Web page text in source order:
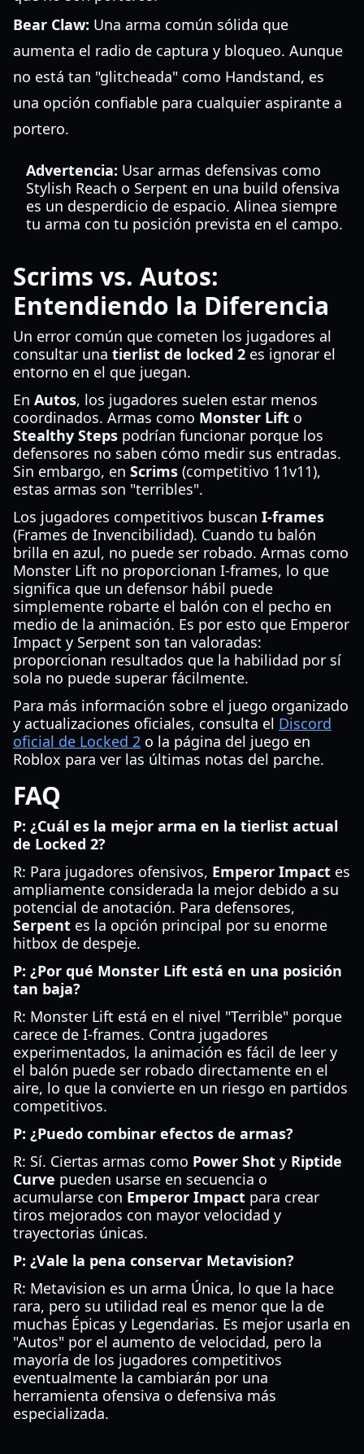
Bear Claw: Una arma común sólida que
aumenta el radio de captura y bloqueo. Aunque
no está tan "glitcheada" como Handstand, es
una opción confiable para cualquier aspirante a
portero.
Advertencia: Usar armas defensivas como
Stylish Reach o Serpent en una build ofensiva
es un desperdicio de espacio. Alinea siempre
tu arma con tu posición prevista en el campo.
Scrims vs. Autos:
Entendiendo la Diferencia
Un error común que cometen los jugadores al
consultar una tierlist de locked 2 es ignorar el
entorno en el que juegan.
En Autos, los jugadores suelen estar menos
coordinados. Armas como Monster Lift o
Stealthy Steps podrían funcionar porque los
defensores no saben cómo medir sus entradas.
Sin embargo, en Scrims (competitivo 11v11),
estas armas son "terribles".
Los jugadores competitivos buscan I-frames
(Frames de Invencibilidad). Cuando tu balón
brilla en azul, no puede ser robado. Armas como
Monster Lift no proporcionan I-frames, lo que
significa que un defensor hábil puede
simplemente robarte el balón con el pecho en
medio de la animación. Es por esto que Emperor
Impact y Serpent son tan valoradas:
proporcionan resultados que la habilidad por sí
sola no puede superar fácilmente.
Para más información sobre el juego organizado
y actualizaciones oficiales, consulta el Discord
oficial de Locked 2 o la página del juego en
Roblox para ver las últimas notas del parche.
FAQ
P: ¿Cuál es la mejor arma en la tierlist actual
de Locked 2?
R: Para jugadores ofensivos, Emperor Impact es
ampliamente considerada la mejor debido a su
potencial de anotación. Para defensores,
Serpent es la opción principal por su enorme
hitbox de despeje.
P: ¿Por qué Monster Lift está en una posición
tan baja?
R: Monster Lift está en el nivel "Terrible" porque
carece de I-frames. Contra jugadores
experimentados, la animación es fácil de leer y
el balón puede ser robado directamente en el
aire, lo que la convierte en un riesgo en partidos
competitivos.
P: ¿Puedo combinar efectos de armas?
R: Sí. Ciertas armas como Power Shot y Riptide
Curve pueden usarse en secuencia o
acumularse con Emperor Impact para crear
tiros mejorados con mayor velocidad y
trayectorias únicas.
P: ¿Vale la pena conservar Metavision?
R: Metavision es un arma Única, lo que la hace
rara, pero su utilidad real es menor que la de
muchas Épicas y Legendarias. Es mejor usarla en
"Autos" por el aumento de velocidad, pero la
mayoría de los jugadores competitivos
eventualmente la cambiarán por una
herramienta ofensiva o defensiva más
especializada.